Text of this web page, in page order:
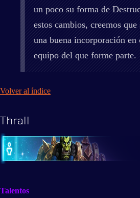
un poco su forma de
estos cambios, creemos
una buena incorporación en
equipo del que forme parte.
Volver al índice
Thrall
Talentos